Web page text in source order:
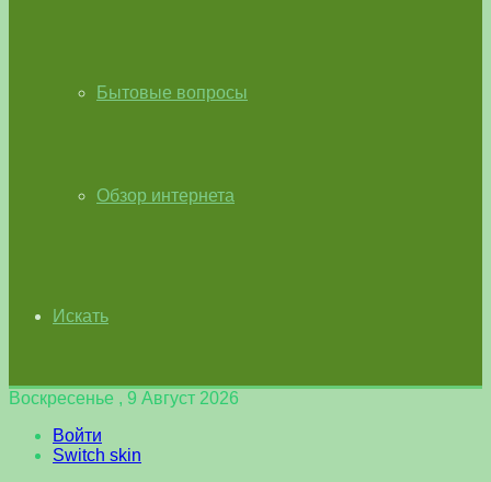
Бытовые вопросы
Обзор интернета
Искать
Воскресенье , 9 Август 2026
Войти
Switch skin